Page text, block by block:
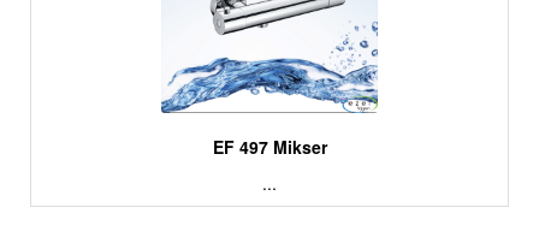
EF 497 Mikser
...